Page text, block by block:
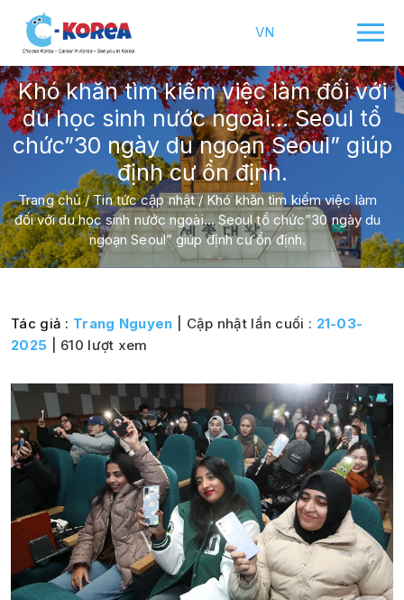
VN
Khó khăn tìm kiếm việc làm đối với
du học sinh nước ngoài… Seoul tổ
chức”30 ngày du ngoạn Seoul” giúp
định cư ổn định.
Trang chủ/Tin tức cập nhật/Khó khăn tìm kiếm việc làm
đối với du học sinh nước ngoài… Seoul tổ chức”30 ngày du
ngoạn Seoul” giúp định cư ổn định.
Tác giả : Trang Nguyen | Cập nhật lần cuối : 21-03-
2025 | 610 lượt xem